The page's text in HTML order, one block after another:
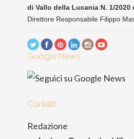
di Vallo della Lucania N. 1/2020
Direttore Responsabile Filippo
Google News
Contatti
Redazione